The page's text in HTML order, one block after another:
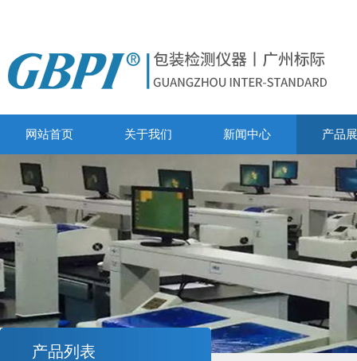
网站首页 关于我们 新闻中心 产品
产品列表